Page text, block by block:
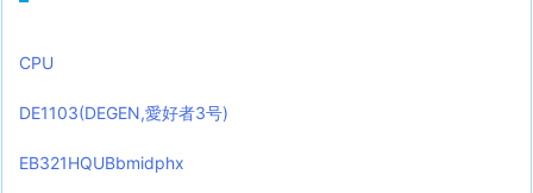
CPU
DE1103(DEGEN,愛好者3号)
EB321HQUBbmidphx